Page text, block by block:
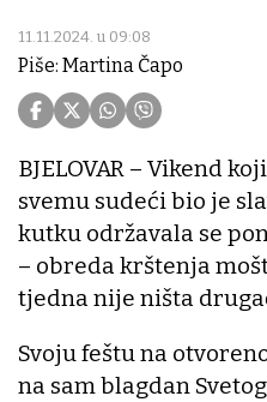
11.11.2024. u 09:08
Piše: Martina Čapo
BJELOVAR – Vikend
svemu sudeći bio je
kutku održavala se
– obreda krštenja
tjedna nije ništa
Svoju feštu na
na sam blagdan